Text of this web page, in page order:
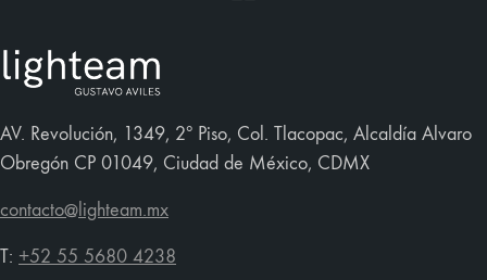
AV. Revolución, 1349, 2º Piso, Col. Tlacopac, Alcaldía Alvaro
Obregón CP 01049, Ciudad de México, CDMX
contacto@lighteam.mx
T: +52 55 5680 4238